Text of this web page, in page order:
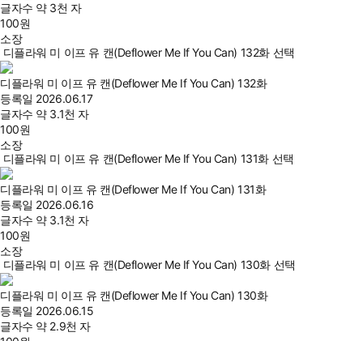
글자수 약 3천 자
100원
소장
디플라워 미 이프 유 캔(Deflower Me If You Can) 132화 선택
디플라워 미 이프 유 캔(Deflower Me If You Can) 132화
등록일 2026.06.17
글자수 약 3.1천 자
100원
소장
디플라워 미 이프 유 캔(Deflower Me If You Can) 131화 선택
디플라워 미 이프 유 캔(Deflower Me If You Can) 131화
등록일 2026.06.16
글자수 약 3.1천 자
100원
소장
디플라워 미 이프 유 캔(Deflower Me If You Can) 130화 선택
디플라워 미 이프 유 캔(Deflower Me If You Can) 130화
등록일 2026.06.15
글자수 약 2.9천 자